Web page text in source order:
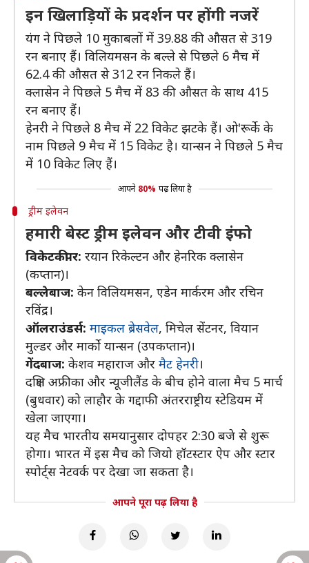
इन खिलाड़ियों के प्रदर्शन पर होंगी नजरें
यंग ने पिछले 10 मुकाबलों में 39.88 की औसत से 319
रन बनाए हैं। विलियमसन के बल्ले से पिछले 6 मैच में
62.4 की औसत से 312 रन निकले हैं।
क्लासेन ने पिछले 5 मैच में 83 की औसत के साथ 415
रन बनाए हैं।
हेनरी ने पिछले 8 मैच में 22 विकेट झटके हैं। ओ'रूर्के के
नाम पिछले 9 मैच में 15 विकेट है। यान्सन ने पिछले 5 मैच
में 10 विकेट लिए हैं।
आपने 80% पढ़ लिया है
ड्रीम इलेवन
हमारी बेस्ट ड्रीम इलेवन और टीवी इंफो
विकेटकीपर: रयान रिकेल्टन और हेनरिक क्लासेन
(कप्तान)।
बल्लेबाज: केन विलियमसन, एडेन मार्करम और रचिन
रविंद्र।
ऑलराउंडर्स: माइकल ब्रेसवेल, मिचेल सेंटनर, वियान
मुल्डर और मार्को यान्सन (उपकप्तान)।
गेंदबाज: केशव महाराज और मैट हेनरी।
दक्षिण अफ्रीका और न्यूजीलैंड के बीच होने वाला मैच 5 मार्च
(बुधवार) को लाहौर के गद्दाफी अंतरराष्ट्रीय स्टेडियम में
खेला जाएगा।
यह मैच भारतीय समयानुसार दोपहर 2:30 बजे से शुरू
होगा। भारत में इस मैच को जियो हॉटस्टार ऐप और स्टार
स्पोर्ट्स नेटवर्क पर देखा जा सकता है।
आपने पूरा पढ़ लिया है